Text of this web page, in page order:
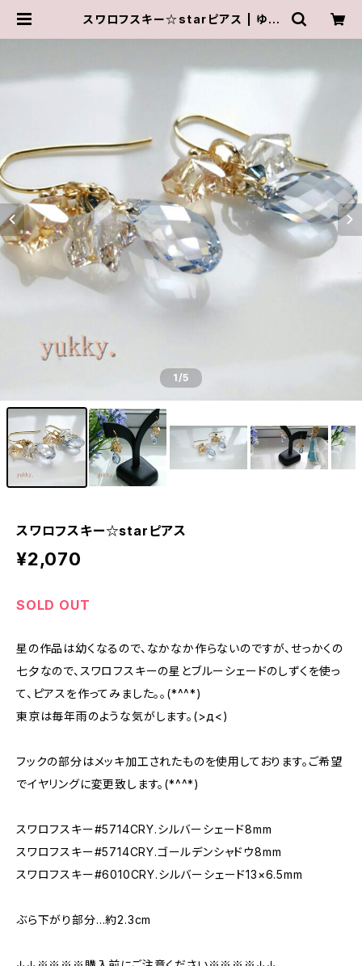
スワロフスキー☆starピアス | ゆき
1/5
スワロフスキー☆starピアス
¥2,070
SOLD OUT
星の作品は幼くなるので、なかなか作らないのですが、せっかくの
七夕なので、スワロフスキーの星とブルーシェードのしずくを使っ
て、ピアスを作ってみました。。(*^^*)
東京は毎年雨のような気がします。(>д<)
フックの部分はメッキ加工されたものを使用しております。ご希望
でイヤリングに変更致します。(*^^*)
スワロフスキー#5714CRY.シルバーシェード8mm
スワロフスキー#5714CRY.ゴールデンシャドウ8mm
スワロフスキー#6010CRY.シルバーシェード13×6.5mm
ぶら下がり部分…約2.3cm